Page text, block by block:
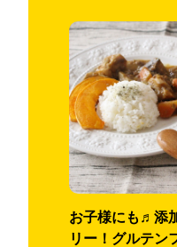
お子様にも♬添
リー！グルテン